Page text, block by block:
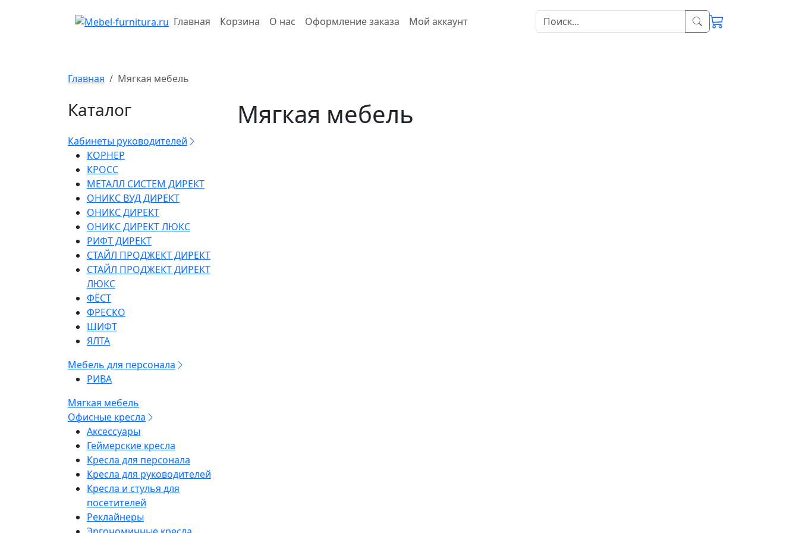
Главная Корзина О нас Оформление заказа Мой аккаунт
Главная Мягкая мебель
Каталог
Кабинеты руководителей
КОРНЕР
КРОСС
МЕТАЛЛ СИСТЕМ ДИРЕКТ
ОНИКС ВУД ДИРЕКТ
ОНИКС ДИРЕКТ
ОНИКС ДИРЕКТ ЛЮКС
РИФТ ДИРЕКТ
СТАЙЛ ПРОДЖЕКТ ДИРЕКТ
СТАЙЛ ПРОДЖЕКТ ДИРЕКТ
ЛЮКС
ФЁСТ
ФРЕСКО
ШИФТ
ЯЛТА
Мебель для персонала
РИВА
Мягкая мебель
Офисные кресла
Аксессуары
Геймерские кресла
Кресла для персонала
Кресла для руководителей
Кресла и стулья для
посетителей
Реклайнеры
Мягкая мебель